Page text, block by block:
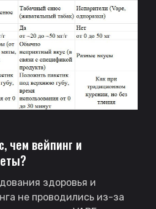
чем вейпинг и
здоровья и
не проводились из-за